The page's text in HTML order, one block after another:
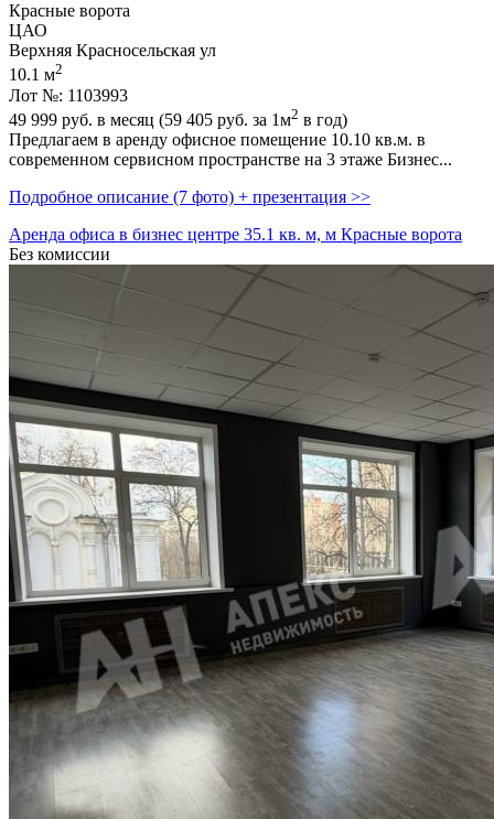
Красные ворота
ЦАО
Верхняя Красносельская ул
10.1 м2
Лот №: 1103993
49 999 руб. в месяц (59 405 руб. за 1м2 в год)
Предлагаем в аренду офисное помещение 10.10 кв.м. в
современном сервисном пространстве на 3 этаже Бизнес...
Подробное описание (7 фото) + презентация >>
Аренда офиса в бизнес центре 35.1 кв. м, м Красные ворота
Без комиссии